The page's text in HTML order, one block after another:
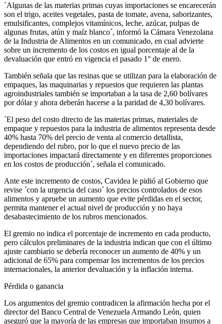
´Algunas de las materias primas cuyas importaciones se encarecerán
son el trigo, aceites vegetales, pasta de tomate, avena, saborizantes,
emulsificantes, complejos vitamínicos, leche, azúcar, pulpas de
algunas frutas, atún y maíz blanco´, informó la Cámara Venezolana
de la Industria de Alimentos en un comunicado, en cual advierte
sobre un incremento de los costos en igual porcentaje al de la
devaluación que entró en vigencia el pasado 1° de enero.
También señala que las resinas que se utilizan para la elaboración de
empaques, las maquinarias y repuestos que requieren las plantas
agroindustriales también se importaban a la tasa de 2,60 bolívares
por dólar y ahora deberán hacerse a la paridad de 4,30 bolívares.
´El peso del costo directo de las materias primas, materiales de
empaque y repuestos para la industria de alimentos representa desde
40% hasta 70% del precio de venta al comercio detallista,
dependiendo del rubro, por lo que el nuevo precio de las
importaciones impactará directamente y en diferentes proporciones
en los costos de producción´, señala el comunicado.
Ante este incremento de costos, Cavidea le pidió al Gobierno que
revise ´con la urgencia del caso´ los precios controlados de esos
alimentos y apruebe un aumento que evite pérdidas en el sector,
permita mantener el actual nivel de producción y no haya
desabastecimiento de los rubros mencionados.
El gremio no indica el porcentaje de incremento en cada producto,
pero cálculos preliminares de la industria indican que con el último
ajuste cambiario se debería reconocer un aumento de 40% y un
adicional de 65% para compensar los incrementos de los precios
internacionales, la anterior devaluación y la inflación interna.
Pérdida o ganancia
Los argumentos del gremio contradicen la afirmación hecha por el
director del Banco Central de Venezuela Armando León, quien
aseguró que la mayoría de las empresas que importaban insumos a